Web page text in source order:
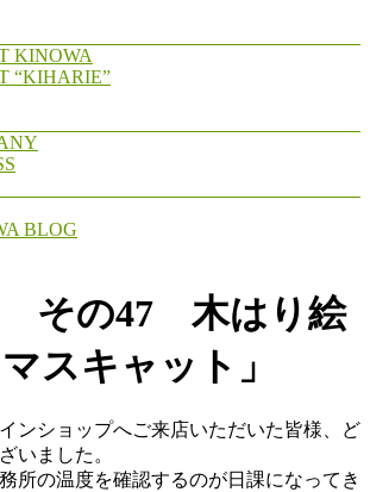
KINOWA
“KIHARIE”
BLOG
その47 木はり絵
スキャット」
ンショップへご来店いただいた皆様、ど
いました。
所の温度を確認するのが日課になってき